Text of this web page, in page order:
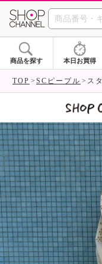
商品を探す 本日お買得
TOP SCピープル ス